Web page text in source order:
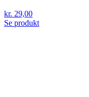
kr. 29,00
Se produkt